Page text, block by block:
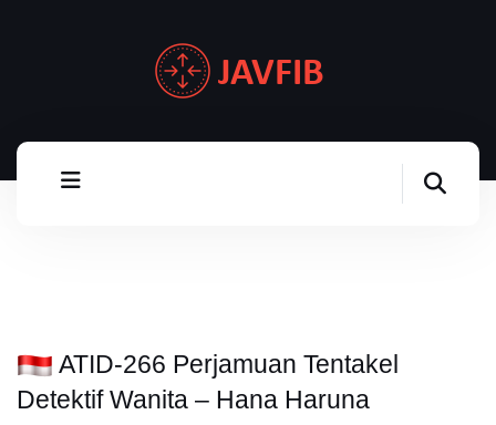
ATID-266 Perjamuan Tentakel
Detektif Wanita – Hana Haruna